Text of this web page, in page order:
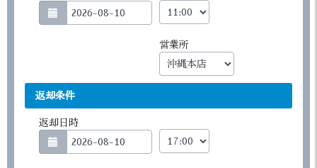
営業所
返却条件
返却日時